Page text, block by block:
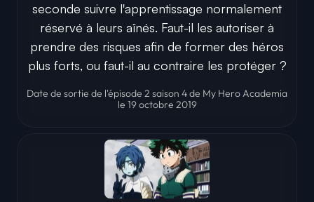
seconde suivre l'apprentissage normalement
réservé à leurs aînés. Faut-il les autoriser à
prendre des risques afin de former des héros
plus forts, ou faut-il au contraire les protéger ?
Date de sortie de l'épisode 2 saison 4 de My Hero Academia
le 19 octobre 2019